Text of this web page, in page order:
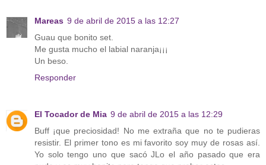
Mareas 9 de abril de 2015 a las 12:27
Guau que bonito set.
Me gusta mucho el labial naranja¡¡¡
Un beso.
Responder
El Tocador de Mia 9 de abril de 2015 a las 12:29
Buff ¡que preciosidad! No me extraña que no te pudieras
resistir. El primer tono es mi favorito soy muy de rosas así.
Yo solo tengo uno que sacó JLo el año pasado que era